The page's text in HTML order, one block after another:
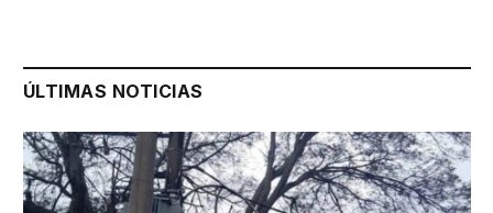
ÚLTIMAS NOTICIAS